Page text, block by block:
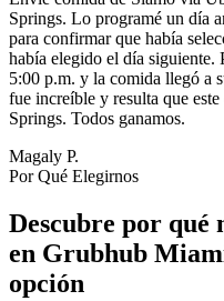
Springs. Lo programé un día
para confirmar que había
había elegido el día siguiente.
5:00 p.m. y la comida llegó a
fue increíble y resulta que
Springs. Todos ganamos.
Magaly P.
Por Qué Elegirnos
Descubre por qué
en Grubhub
opción